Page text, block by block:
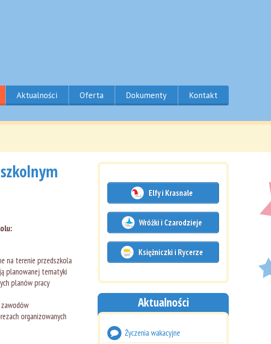
Aktualności Oferta Dokumenty Kontakt
na terenie przedszkola
planowanej tematyki
planów pracy
organizowanych
Elfy i Krasnale
Wróżki i Czarodzieje
Księżniczki i Rycerze
Aktualności
Życzenia wakacyjne